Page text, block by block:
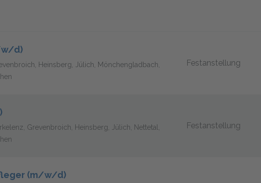
d)
Heinsberg, Jülich, Mönchengladbach,
Festanstellung
Grevenbroich, Heinsberg, Jülich, Nettetal,
Festanstellung
(m/w/d)